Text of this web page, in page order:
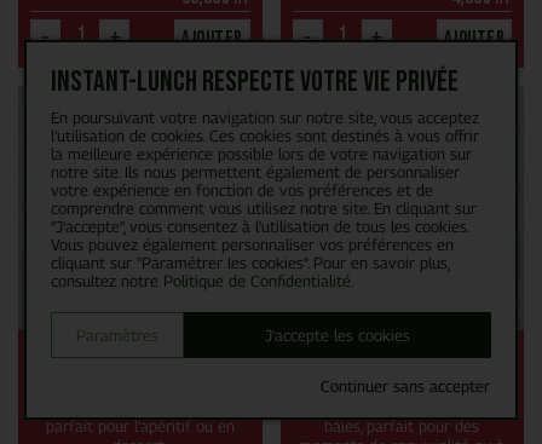
Instant-Lunch respecte votre vie privée
En poursuivant votre navigation sur notre site, vous acceptez
l’utilisation de cookies. Ces cookies sont destinés à vous offrir
la meilleure expérience possible lors de votre navigation sur
notre site. Ils nous permettent également de personnaliser
votre expérience en fonction de vos préférences et de
comprendre comment vous utilisez notre site. En cliquant sur
"J’accepte", vous consentez à l'utilisation de tous les cookies.
Vous pouvez également personnaliser vos préférences en
cliquant sur "Paramétrer les cookies". Pour en savoir plus,
consultez notre Politique de Confidentialité
J'accepte les cookies
Continuer sans accepter
Paramètres
- + Ajouter - + Ajouter
Cidre Appie poiré
parfait pour l’apéritif ou en
Cidre Appie rosé
Un cidre rosé pétillant et
baies, parfait pour des